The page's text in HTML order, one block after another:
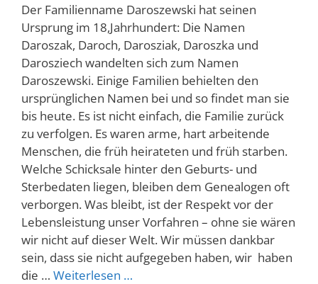
Der Familienname Daroszewski hat seinen
Ursprung im 18,Jahrhundert: Die Namen
Daroszak, Daroch, Darosziak, Daroszka und
Darosziech wandelten sich zum Namen
Daroszewski. Einige Familien behielten den
ursprünglichen Namen bei und so findet man sie
bis heute. Es ist nicht einfach, die Familie zurück
zu verfolgen. Es waren arme, hart arbeitende
Menschen, die früh heirateten und früh starben.
Welche Schicksale hinter den Geburts- und
Sterbedaten liegen, bleiben dem Genealogen oft
verborgen. Was bleibt, ist der Respekt vor der
Lebensleistung unser Vorfahren – ohne sie wären
wir nicht auf dieser Welt. Wir müssen dankbar
sein, dass sie nicht aufgegeben haben, wir haben
die … Weiterlesen …